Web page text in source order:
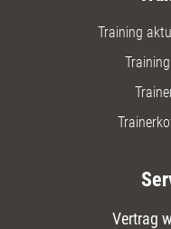
Training
Vertrag